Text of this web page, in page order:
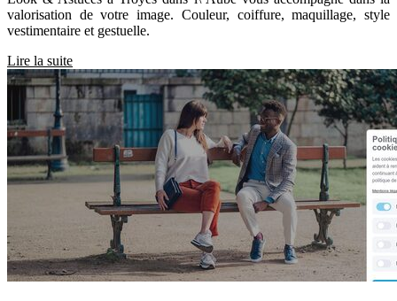
valorisation de votre image. Couleur, coiffure, maquillage, style
vestimentaire et gestuelle.
Lire la suite